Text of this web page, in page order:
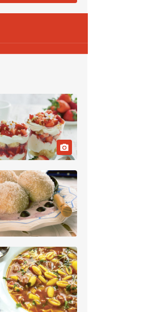
živali
. VEČ
@EUAgri
vino, tudi v
VEČ
@EUAgri
20.07.2026
LOGIČNO
]
– ekološka
na naravo.
t.co/Z7jXvK4gjr
#CAP
15.07.2026
LOGIČNO
]
rešujejo zdrava tla
@EUAgri